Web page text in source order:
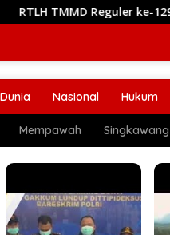
ke-129 Kodim 1208/
Dunia Nasional Hukum
Mempawah Singkawang